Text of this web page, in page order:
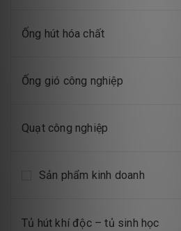
Ống hút hóa chất
Ống gió công nghiệp
Quạt công nghiệp
Sản phẩm kinh doanh
Tủ hút khí độc – tủ sinh học